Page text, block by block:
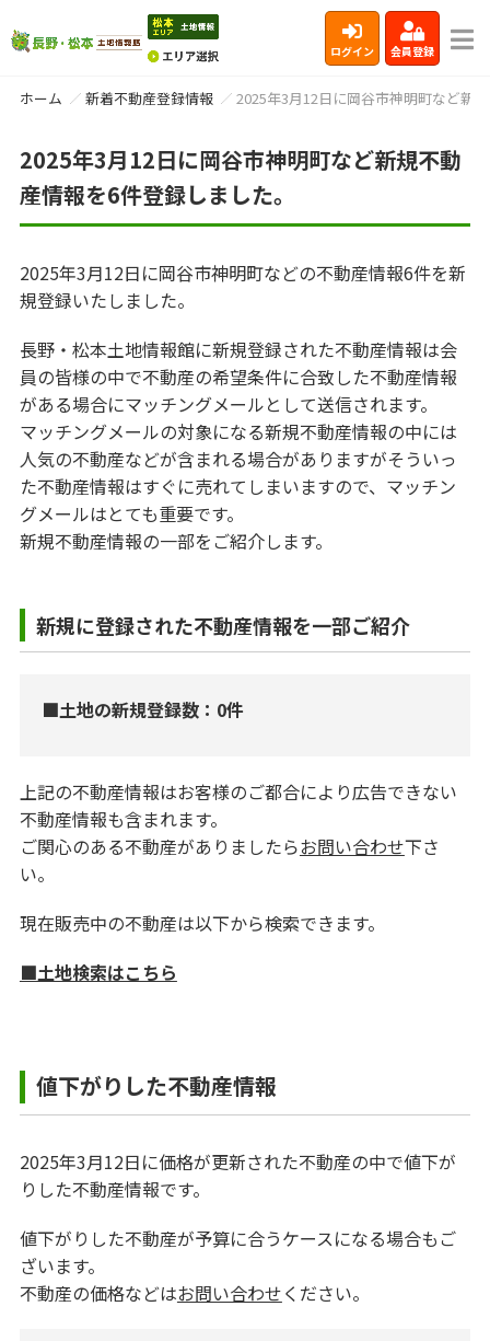
ログイン 会員登録
ホーム 新着不動産登録情報 2025年3月12日に岡谷市神明町など新
2025年3月12日に岡谷市神明町など新規不動
産情報を6件登録しました。
2025年3月12日に岡谷市神明町などの不動産情報6件を新
規登録いたしました。
長野・松本土地情報館に新規登録された不動産情報は会
員の皆様の中で不動産の希望条件に合致した不動産情報
がある場合にマッチングメールとして送信されます。
マッチングメールの対象になる新規不動産情報の中には
人気の不動産などが含まれる場合がありますがそういっ
た不動産情報はすぐに売れてしまいますので、マッチン
グメールはとても重要です。
新規不動産情報の一部をご紹介します。
新規に登録された不動産情報を一部ご紹介
■土地の新規登録数：0件
上記の不動産情報はお客様のご都合により広告できない
不動産情報も含まれます。
ご関心のある不動産がありましたらお問い合わせ下さ
い。
現在販売中の不動産は以下から検索できます。
■土地検索はこちら
値下がりした不動産情報
2025年3月12日に価格が更新された不動産の中で値下が
りした不動産情報です。
値下がりした不動産が予算に合うケースになる場合もご
ざいます。
不動産の価格などはお問い合わせください。